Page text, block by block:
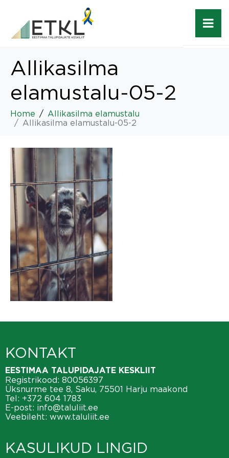
Allikasilma
elamustalu-05-2
Home
Allikasilma elamustalu
Allikasilma elamustalu-05-2
KONTAKT
EESTIMAA TALUPIDAJATE KESKLIIT
Registrikood: 80056397
Üksnurme tee 8, Saku, 75501 Harju maakond
Tel: +372 604 1783
E-post: info@taluliit.ee
Veebileht: www.taluliit.ee
KASULIKUD LINGID